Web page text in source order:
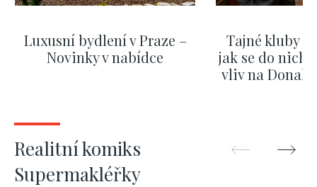
Luxusní bydlení v Praze –
Novinky v nabídce
Tajné kluby
jak se do nich
vliv na
Realitní komiks
Supermakléřky